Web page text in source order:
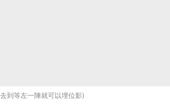
到等左一陣就可以埋位影